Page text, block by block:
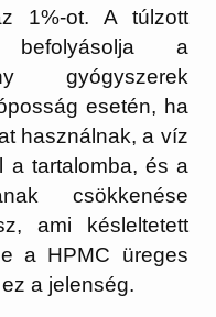
1%-ot. A túlzott
befolyásolja a
gyógyszerek
esetén, ha
használnak, a víz
a tartalomba, és a
csökkenése
ami késleltetett
a HPMC üreges
a jelenség.